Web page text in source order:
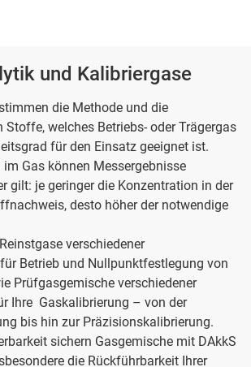
und Kalibriergase
die Methode und die
Stoffe, welches Betriebs- oder Trägergas
für den Einsatz geeignet ist.
Gas können Messergebnisse
gilt: je geringer die Konzentration in der
desto höher der notwendige
verschiedener
Betrieb und Nullpunktfestlegung von
Prüfgasgemische verschiedener
Ihre Gaskalibrierung – von der
bis hin zur Präzisionskalibrierung.
sichern Gasgemische mit DAkkS
die Rückführbarkeit Ihrer